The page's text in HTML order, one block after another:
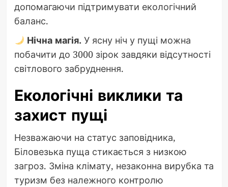
допомагаючи підтримувати екологічний
баланс.
Нічна магія. У ясну ніч у пущі можна
побачити до 3000 зірок завдяки відсутності
світлового забруднення.
Екологічні виклики та
захист пущі
Незважаючи на статус заповідника,
Біловезька пуща стикається з низкою
загроз. Зміна клімату, незаконна вирубка та
туризм без належного контролю